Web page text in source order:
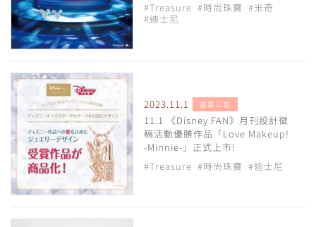
#Treasure #時尚珠寶 #米奇
#迪士尼
2023.11.1 重要公告
11.1 《Disney FAN》月刊設計徵
稿活動優勝作品「Love Makeup!
-Minnie-」正式上市!
#Treasure #時尚珠寶 #迪士尼